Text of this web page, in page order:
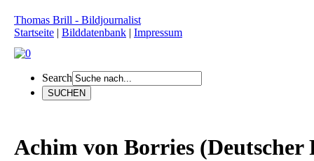
Thomas Brill - Bildjournalist
Startseite | Bilddatenbank | Impressum
Search
Achim von Borries (Deutscher